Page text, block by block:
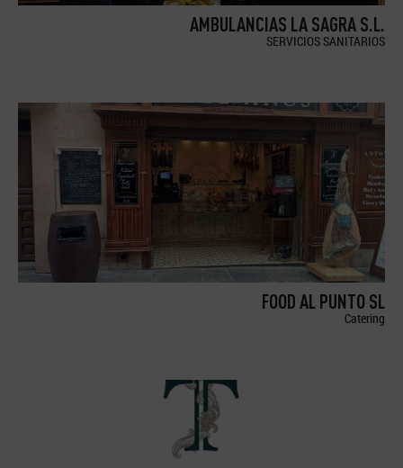
AMBULANCIAS LA SAGRA S.L.
SERVICIOS SANITARIOS
FOOD AL PUNTO SL
Catering